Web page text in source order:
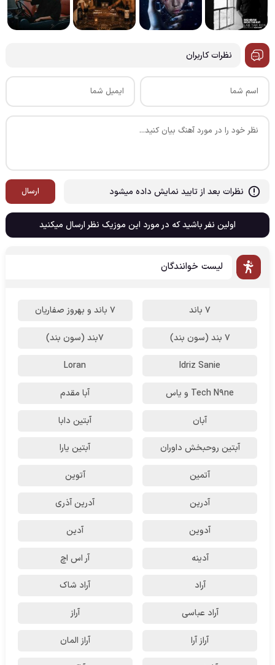
نظرات کاربران
نظرات بعد از تایید نمایش داده میشود ارسال
اولین نفر باشید که در مورد این موزیک نظر ارسال میکنید
لیست خوانندگان
7 باند 7 باند و بهروز صفاریان
7 بند (سون بند) ۷بند (سون بند)
Idriz Sanie
Loran
Tech N9ne و یاس آبا مقدم
آبان آبتین دابا
آبتین روحبخش داوران آبتین یارا
آتمین آتوین
آدرین آدرین آذری
آدوین آدین
آدینه آر اس اچ
آراد آراد شاک
آراد عباسی آراز
آراز آرا آراز المان